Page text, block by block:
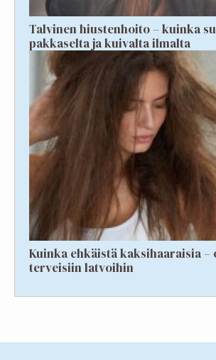
Talvinen hiustenhoito – kuinka
pakkaselta ja kuivalta ilmalta
Kuinka ehkäistä kaksihaaraisia –
terveisiin latvoihin